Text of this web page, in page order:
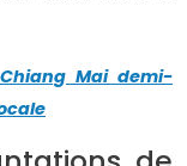
Mai demi-